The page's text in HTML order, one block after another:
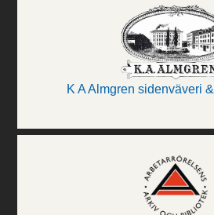
K A Almgren sidenväveri